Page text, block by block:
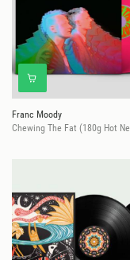
Franc Moody